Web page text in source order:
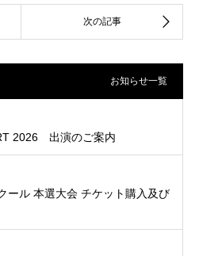
お知らせ一覧
2026 出演のご案内
ール 本選大会 チケット購入及び